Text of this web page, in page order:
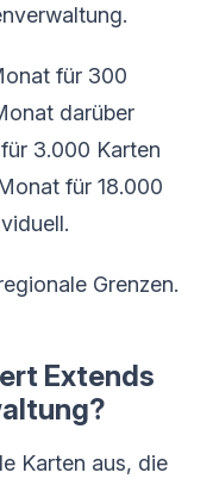
für 300
darüber
3.000 Karten
für 18.000
Grenzen.
Extends
Karten aus, die